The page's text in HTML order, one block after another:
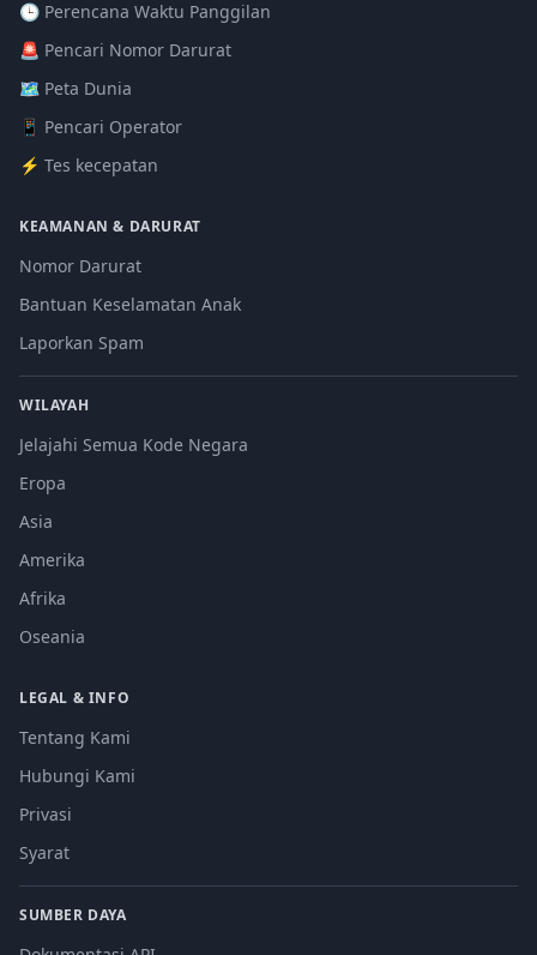
🕒 Perencana Waktu Panggilan
🚨 Pencari Nomor Darurat
🗺️ Peta Dunia
📱 Pencari Operator
⚡ Tes kecepatan
KEAMANAN & DARURAT
Nomor Darurat
Bantuan Keselamatan Anak
Laporkan Spam
WILAYAH
Jelajahi Semua Kode Negara
Eropa
Asia
Amerika
Afrika
Oseania
LEGAL & INFO
Tentang Kami
Hubungi Kami
Privasi
Syarat
SUMBER DAYA